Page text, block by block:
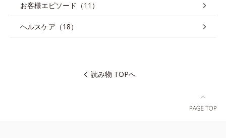
お客様エピソード（11）
ヘルスケア（18）
読み物 TOPへ